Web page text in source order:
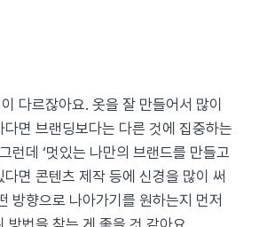
다르잖아요. 옷을 잘 만들어서 많이
면 브랜딩보다는 다른 것에 집중하는
런데 ‘멋있는 나만의 브랜드를 만들고
다면 콘텐츠 제작 등에 신경을 많이 써
방향으로 나아가기를 원하는지 먼저